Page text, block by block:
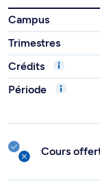
Campus
Trimestres
Crédits
Période
Cours